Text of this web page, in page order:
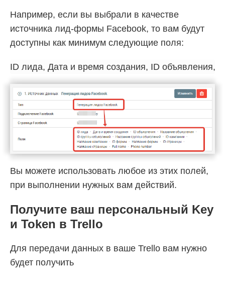
Например, если вы выбрали в качестве
источника лид-формы Facebook, то вам будут
доступны как минимум следующие поля:
Вы можете использовать любое из этих полей,
при выполнении нужных вам действий.
Получите ваш персональный Key
и Token в Trello
Для передачи данных в ваше Trello вам нужно
будет получить